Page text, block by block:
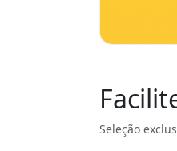
Seleção